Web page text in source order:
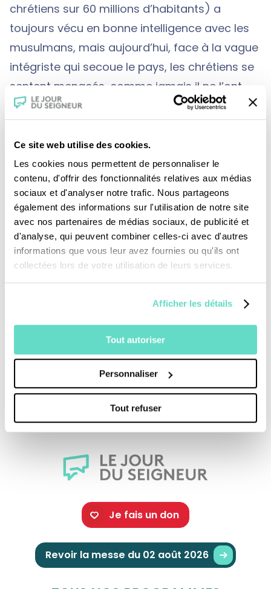
Ce site web utilise des cookies.
Les cookies nous permettent de personnaliser le
contenu, d'offrir des fonctionnalités relatives aux médias
sociaux et d'analyser notre trafic. Nous partageons
également des informations sur l'utilisation de notre site
avec nos partenaires de médias sociaux, de publicité et
d'analyse, qui peuvent combiner celles-ci avec d'autres
informations que vous leur avez fournies ou qu'ils ont
collectées lors de votre utilisation de leurs services.
Afficher les détails
Tout autoriser
Personnaliser
Tout refuser
chrétiens sur 60 millions d’habitants) a
toujours vécu en bonne intelligence avec les
musulmans, mais aujourd’hui, face à la vague
intégriste qui secoue le pays, les chrétiens se
sentent menacés, comme jamais il ne l’ont
été au cours de leurs vingt siècles d’existence.
En effet les monastères connaissent un
véritable renouveau avec une population
rajeunie et une ferveur qui transforme ces
lieux en de véritables “forteresses” de la foi.
Mais dans certaines régions cependant, les
chrétiens tremblent car ils se sentent
directement menacés par les violences des
intégristes. Ils s’enferment dans le silence,
envoient leur enfants à l’étranger quand il en
ont les moyens, ou se réfugient dans la prière.
CFRT/ France 2
Je fais un don
Revoir la messe du 02 août 2026